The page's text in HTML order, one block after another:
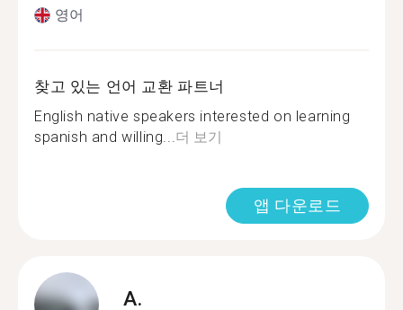
영어
찾고 있는 언어 교환 파트너
English native speakers interested on learning
spanish and willing...더 보기
앱 다운로드
A.